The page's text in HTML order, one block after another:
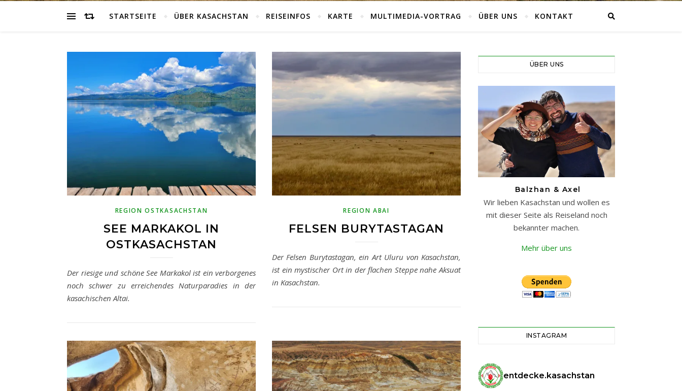
STARTSEITE ÜBER KASACHSTAN REISEINFOS KARTE MULTIMEDIA-VORTRAG ÜBER UNS KONTAKT
REGION OSTKASACHSTAN
SEE MARKAKOL IN
OSTKASACHSTAN
Der riesige und schöne See Markakol ist ein verborgenes
noch schwer zu erreichendes Naturparadies in der
kasachischen Altai.
REGION ABAI
FELSEN BURYTASTAGAN
Der Felsen Burytastagan, ein Art Uluru von Kasachstan,
ist ein mystischer Ort in der flachen Steppe nahe Aksuat
in Kasachstan.
ÜBER UNS
Balzhan & Axel
Wir lieben Kasachstan und wollen es
mit dieser Seite als Reiseland noch
bekannter machen.
Mehr über uns
INSTAGRAM
entdecke.kasachstan